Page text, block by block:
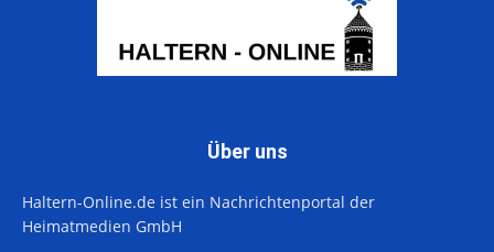
Über uns
Haltern-Online.de ist ein Nachrichtenportal der
Heimatmedien GmbH